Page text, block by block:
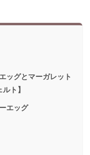
ッグとマーガレット
ト】
エッグ